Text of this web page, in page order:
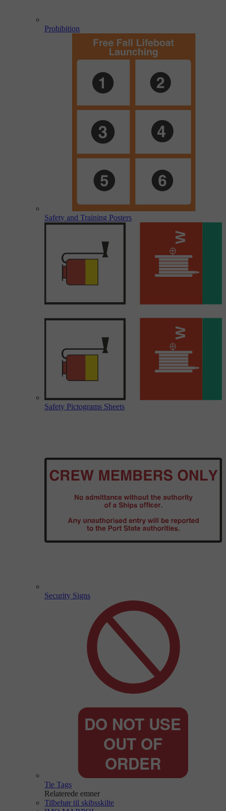
Prohibition
Safety and Training Posters
Safety Pictograms Sheets
Security Signs
Tie Tags
Relaterede emner
Tilbehør til skibsskilte